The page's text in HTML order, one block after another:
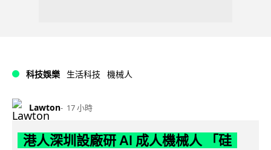
科技娛樂 生活科技 機械人
Lawton 17 小時
港人深圳設廠研 AI 成人機械人 「硅